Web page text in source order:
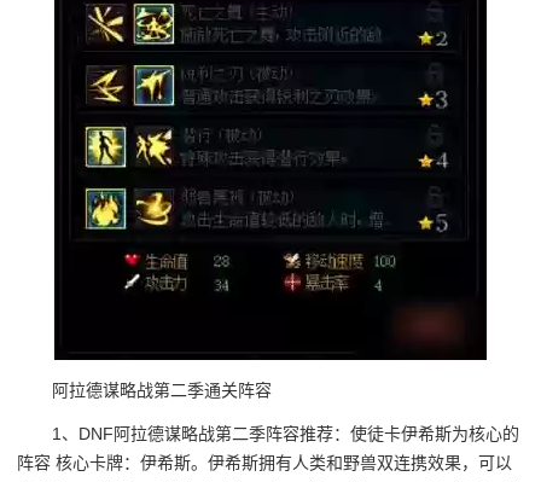
阿拉德谋略战第二季通关阵容
1、DNF阿拉德谋略战第二季阵容推荐：使徒卡伊希斯为核心的
阵容 核心卡牌：伊希斯。伊希斯拥有人类和野兽双连携效果，可以